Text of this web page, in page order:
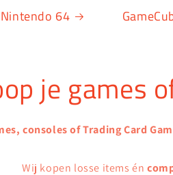
Nintendo 64
je games
consoles of Trading Card
Wij kopen losse items én